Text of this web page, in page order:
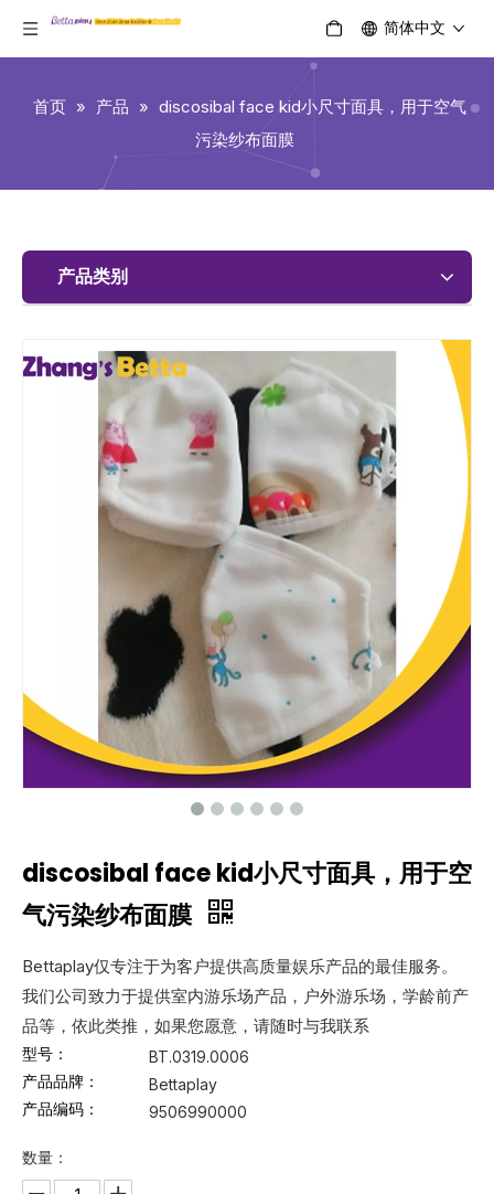
简体中文
首页 » 产品 » discosibal face kid小尺寸面具，用于空气
污染纱布面膜
产品类别
discosibal face kid小尺寸面具，用于空
气污染纱布面膜
Bettaplay仅专注于为客户提供高质量娱乐产品的最佳服务。
我们公司致力于提供室内游乐场产品，户外游乐场，学龄前产
品等，依此类推，如果您愿意，请随时与我联系
型号：
BT.0319.0006
产品品牌：
Bettaplay
产品编码：
9506990000
数量：